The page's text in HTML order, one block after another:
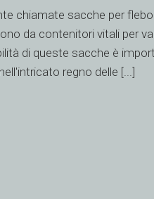
chiamate sacche per
da contenitori vitali per
di queste sacche è
regno delle [...]